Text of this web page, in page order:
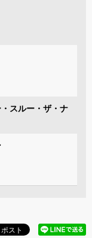
スルー・ザ・ナ